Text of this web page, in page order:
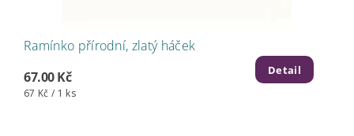
Ramínko přírodní, zlatý háček
67.00 Kč
67 Kč / 1 ks
Detail